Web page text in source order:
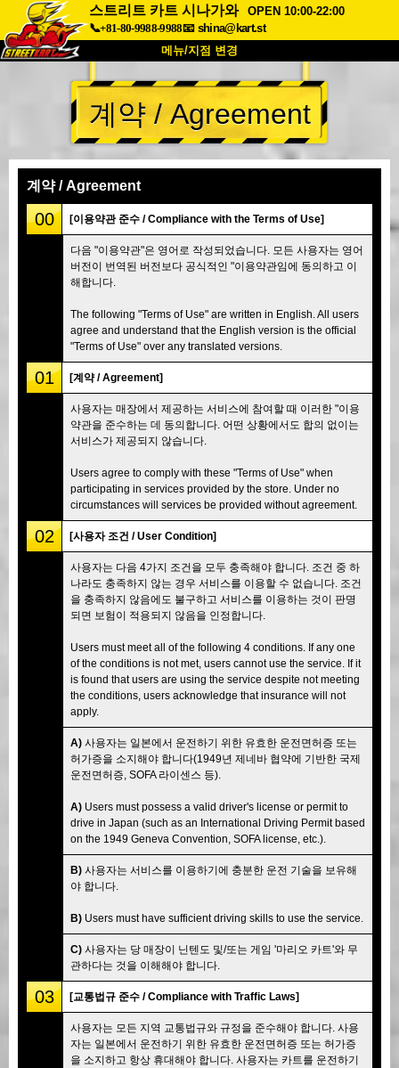
스트리트 카트 시나가와
OPEN 10:00-22:00
📞+81-80-9988-9988📧 shina@kart.st
메뉴/지점 변경
최상단
소개 사양 가격
회사 정보
도쿄 시나가와 #1 도쿄 아키하바라#1
도쿄 아키하바라#2 도쿄 시부야
도쿄 아사쿠사 오사카
계약 / Agreement
계약 / Agreement
00 [이용약관 준수 / Compliance with the Terms of Use]
다음 "이용약관"은 영어로 작성되었습니다. 모든 사용자는 영어
버전이 번역된 버전보다 공식적인 "이용약관임에 동의하고 이
해합니다.
The following "Terms of Use" are written in English. All users
agree and understand that the English version is the official
"Terms of Use" over any translated versions.
01 [계약 / Agreement]
사용자는 매장에서 제공하는 서비스에 참여할 때 이러한 "이용
약관을 준수하는 데 동의합니다. 어떤 상황에서도 합의 없이는
서비스가 제공되지 않습니다.
Users agree to comply with these "Terms of Use" when
participating in services provided by the store. Under no
circumstances will services be provided without agreement.
02 [사용자 조건 / User Condition]
사용자는 다음 4가지 조건을 모두 충족해야 합니다. 조건 중 하
나라도 충족하지 않는 경우 서비스를 이용할 수 없습니다. 조건
을 충족하지 않음에도 불구하고 서비스를 이용하는 것이 판명
되면 보험이 적용되지 않음을 인정합니다.
Users must meet all of the following 4 conditions. If any one
of the conditions is not met, users cannot use the service. If it
is found that users are using the service despite not meeting
the conditions, users acknowledge that insurance will not
apply.
A) 사용자는 일본에서 운전하기 위한 유효한 운전면허증 또는
허가증을 소지해야 합니다(1949년 제네바 협약에 기반한 국제
운전면허증, SOFA 라이센스 등).
A) Users must possess a valid driver's license or permit to
drive in Japan (such as an International Driving Permit based
on the 1949 Geneva Convention, SOFA license, etc.).
B) 사용자는 서비스를 이용하기에 충분한 운전 기술을 보유해
야 합니다.
B) Users must have sufficient driving skills to use the service.
C) 사용자는 당 매장이 닌텐도 및/또는 게임 '마리오 카트'와 무
관하다는 것을 이해해야 합니다.
03 [교통법규 준수 / Compliance with Traffic Laws]
사용자는 모든 지역 교통법규와 규정을 준수해야 합니다. 사용
자는 일본에서 운전하기 위한 유효한 운전면허증 또는 허가증
을 소지하고 항상 휴대해야 합니다. 사용자는 카트를 운전하기